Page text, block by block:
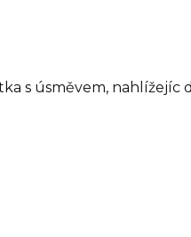
s úsměvem, nahlížejíc